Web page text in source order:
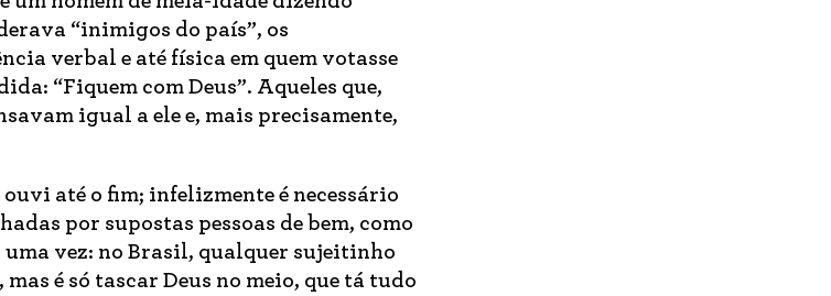
“inimigos do país”, os
verbal e até física em quem votasse
“Fiquem com Deus”. Aqueles que,
igual a ele e, mais precisamente,
até o fim; infelizmente é necessário
por supostas pessoas de bem, como
vez: no Brasil, qualquer sujeitinho
é só tascar Deus no meio, que tá tudo